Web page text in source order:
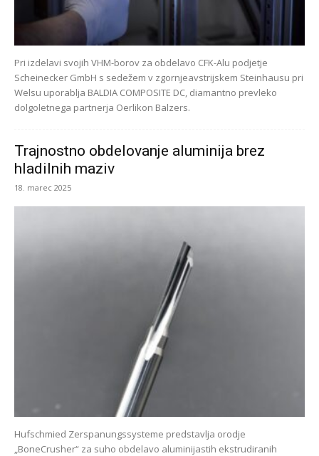
Pri izdelavi svojih VHM-borov za obdelavo CFK-Alu podjetje
Scheinecker GmbH s sedežem v zgornjeavstrijskem Steinhausu pri
Welsu uporablja BALDIA COMPOSITE DC, diamantno prevleko
dolgoletnega partnerja Oerlikon Balzers.
Trajnostno obdelovanje aluminija brez
hladilnih maziv
18. marec 2025
Hufschmied Zerspanungssysteme predstavlja orodje
„BoneCrusher“ za suho obdelavo aluminijastih ekstrudiranih